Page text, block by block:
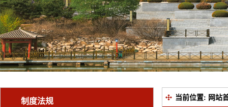
制度法规 当前位置: 网站